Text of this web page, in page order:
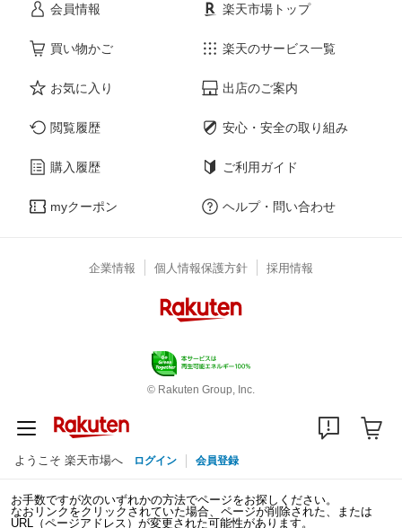
会員情報
買い物かご
お気に入り
閲覧履歴
購入履歴
myクーポン
楽天市場トップ
楽天のサービス一覧
出店のご案内
安心・安全の取り組み
ご利用ガイド
ヘルプ・問い合わせ
企業情報 個人情報保護方針 採用情報
© Rakuten Group, Inc.
ようこそ 楽天市場へ ログイン 会員登録
お手数ですが次のいずれかの方法でページをお探しください。
なおリンクをクリックされていた場合、ページが削除された、または
URL（ページアドレス）が変更された可能性があります。